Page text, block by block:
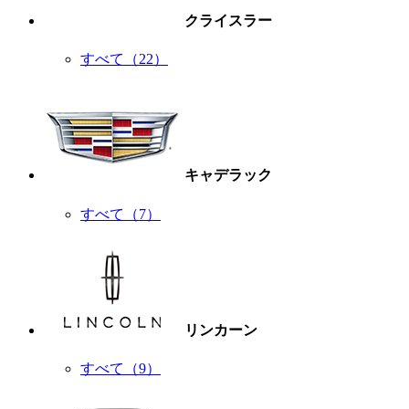
クライスラー
すべて（22）
キャデラック
すべて（7）
リンカーン
すべて（9）